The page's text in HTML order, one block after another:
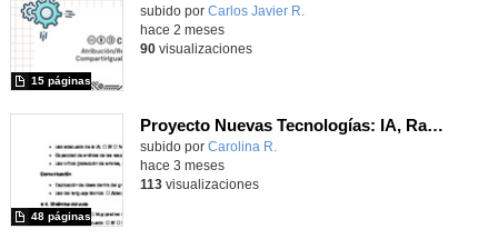
Contenido educativo.
subido por Carlos Javier R.
15 páginas
hace 2 meses
90visualizaciones
Proyecto Nuevas Tecnologías: IA, Radio, Programación y Robótica. IES de La Cabrera
Contenido educativo.
subido por Carolina R.
48 páginas
hace 3 meses
113visualizaciones